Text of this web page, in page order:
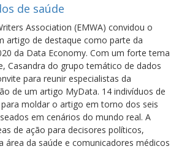
de saúde
Association (EMWA) convidou o
artigo de destaque como parte da
da Data Economy. Com um forte tema
Casandra do grupo temático de dados
para reunir especialistas da
de um artigo MyData. 14 indivíduos de
moldar o artigo em torno dos seis
em cenários do mundo real. A
de ação para decisores políticos,
área da saúde e comunicadores médicos